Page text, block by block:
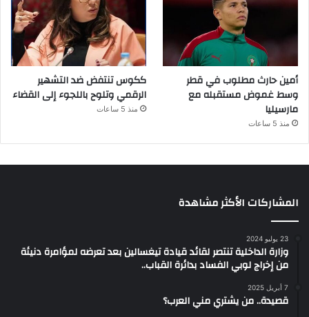
أمين حارث مطلوب في قطر
وسط غموض مستقبله مع
مارسيليا
منذ 5 ساعات
ككوس تنتفض ضد التشهير
الرقمي وتلوح باللجوء إلى القضاء
منذ 5 ساعات
المشاركات الأكثر مشاهدة
23 يوليو 2024
وزارة الداخلية تنتصر لقائد قيادة تيغسالين بعد تعرضه لمؤامرة دنيئة
من إخراج لوبي الفساد بدائرة القباب..
7 أبريل 2025
قصيدة.. من يشتري مني العرب؟